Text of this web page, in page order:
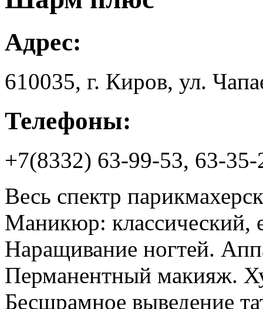
Адрес:
610035, г. Киров, ул.
Телефоны:
+7(8332) 63-99-53, 63-35-
Весь спектр
Маникюр: классический,
Наращивание ногтей.
Перманентный макияж.
Бесшрамное выведение